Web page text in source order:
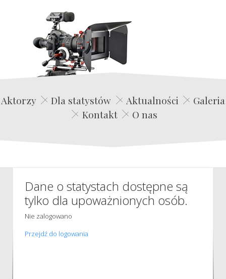
Edwin Film Agencja Aktorska
Aktorzy Dla statystów Aktualności
Galeria
Kontakt
O nas
Dane o statystach dostępne są
tylko dla upoważnionych osób.
Nie zalogowano
Przejdź do logowania